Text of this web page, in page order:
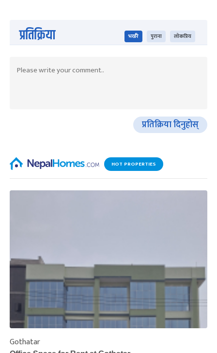
प्रतिक्रिया भर्खरै पुराना लोकप्रिय
प्रतिक्रिया दिनुहोस्
HOT PROPERTIES
Gothatar